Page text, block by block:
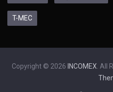
T-MEC
Copyright © 2026 INCOMEX . All